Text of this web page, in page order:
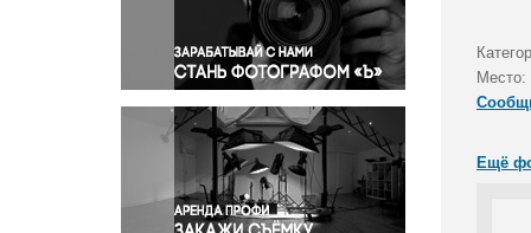
Правосудие
Происшествия и конфликты
Религия
Светская жизнь
Спорт
Экология
Экономика и бизнес
Место:
Ещё